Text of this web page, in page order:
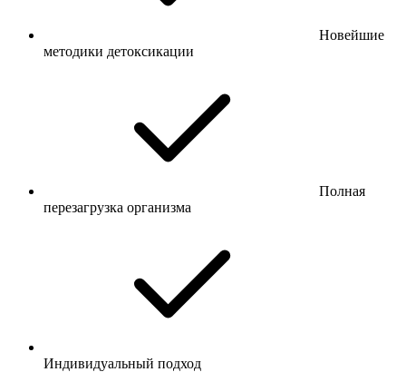
Новейшие
методики детоксикации
Полная
перезагрузка организма
Индивидуальный подход